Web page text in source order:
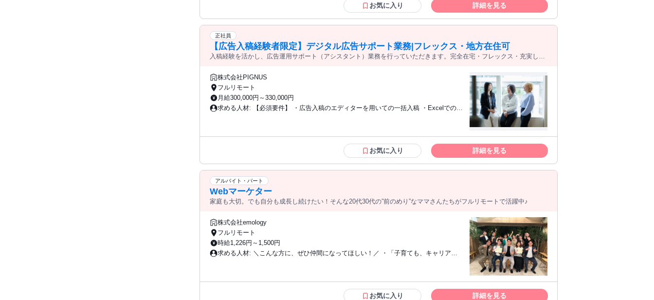
がしたい方 ・場所や時間に縛られずに働きたい方 ・朝（6:00〜10:00）・夜（18:00〜
24:00）に稼働可能な方（当該時間帯のニーズが特に高いため） ※昼間の時間帯のみで
稼働可能な方も歓迎します ＜こんな方にぴったりです＞ ◇人の悩みを聞いたり、励ま
したりするのが好きな方 ◇語学学習で壁を感じた経験があり、工夫して乗り越えてき
た方 ◇海外での留学や就労、生活などの経験をお持ちの方
お気に入り 詳細を見る
正社員
【広告入稿経験者限定】デジタル広告サポート業務|フレックス・地方在住可
入稿経験を活かし、広告運用サポート（アシスタント）業務を行っていただきます。完全在宅・フレックス・充実した
い環境です。
株式会社PIGNUS
フルリモート
月給300,000円～330,000円
求める人材: 【必須要件】 ・広告入稿のエディターを用いての一括入稿 ・Excelでの業
お気に入り 詳細を見る
アルバイト・パート
Webマーケター
家庭も大切。でも自分も成長し続けたい！そんな20代30代の”前のめり”なママさんたちがフルリモートで活躍中♪
株式会社emology
フルリモート
時給1,226円～1,500円
求める人材: ＼こんな方に、ぜひ仲間になってほしい！／ ・「子育ても、キャリア
して市場価値を高めたい方 ・同じ熱量を持つ仲間と、最強の会社創りに本気で挑戦し
お気に入り 詳細を見る